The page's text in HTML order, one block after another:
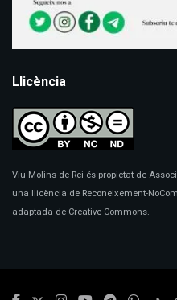
Llicència
Viu Molins de Rei és propietat de
una llicència de Reconeixement-
adaptada de Creative Commons.